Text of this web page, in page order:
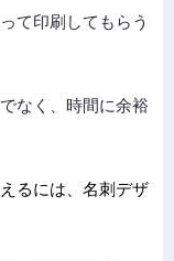
て印刷してもらう
なく、時間に余裕
るには、名刺デザ